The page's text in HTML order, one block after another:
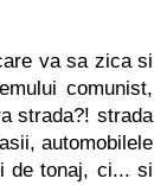
va sa zica si
comunist,
strada?! strada
automobilele
de tonaj, ci... si